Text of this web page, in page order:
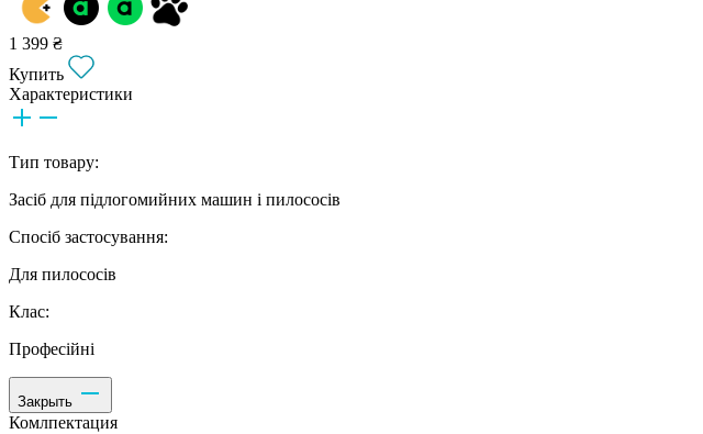
1 399 ₴
Купить
Характеристики
Тип товару:
Засіб для підлогомийних машин і пилососів
Спосіб застосування:
Для пилососів
Клас:
Професійні
Закрыть
Комлпектация